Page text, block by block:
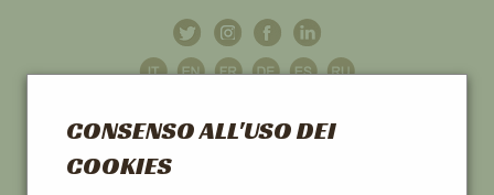
CONSENSO ALL'USO DEI
COOKIES